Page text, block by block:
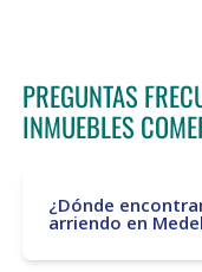
PREGUNTAS
INMUEBLES
¿Dónde
arriendo en